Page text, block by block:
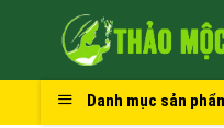
Danh mục sản